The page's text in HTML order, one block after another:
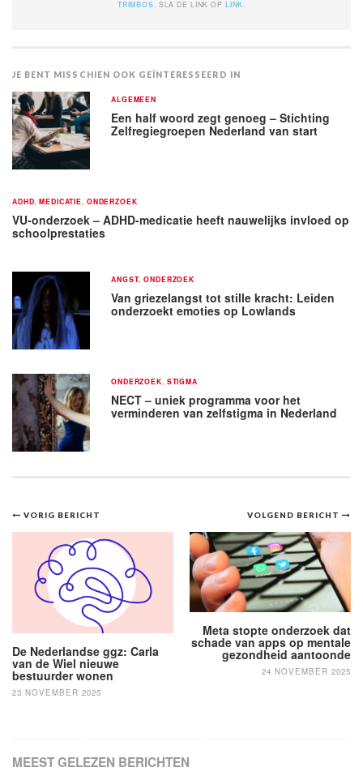
TRIMBOS . SLA DE LINK OP LINK
JE BENT MISSCHIEN OOK GEÏNTERESSEERD IN
ALGEMEEN
Een half woord zegt genoeg – Stichting
Zelfregiegroepen Nederland van start
ADHD ,MEDICATIE ONDERZOEK
VU-onderzoek – ADHD-medicatie heeft nauwelijks invloed op
schoolprestaties
ANGST,ONDERZOEK
Van griezelangst tot stille kracht: Leiden
onderzoekt emoties op Lowlands
ONDERZOEK STIGMA
NECT – uniek programma voor het
verminderen van zelfstigma in Nederland
Bericht
navigatie
VOLGEND BERICHT
Meta stopte onderzoek dat
schade van apps op mentale
gezondheid aantoonde
24 NOVEMBER 2025
VORIG BERICHT
De Nederlandse ggz: Carla
van de Wiel nieuwe
bestuurder wonen
23 NOVEMBER 2025
MEEST GELEZEN BERICHTEN